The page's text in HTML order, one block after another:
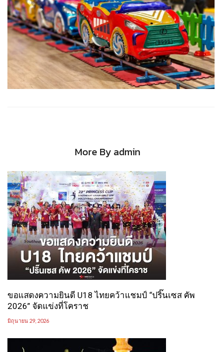
More By admin
ขอแสดงความยินดี U18 ไทยคว้าแชมป์ “ปริ๊นเซส คัพ
2026” จัดแข่งที่โคราช
มิถุนายน 29, 2026